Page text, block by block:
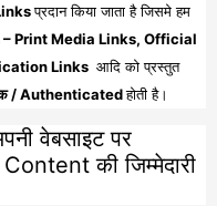
प्रदान किया जाता है जिसमे हम
Print Media Links, Official
Links आदि को प्रस्तुत
/ Authenticatedहोती है।
वेबसाइट पर
की जिम्मेदारी